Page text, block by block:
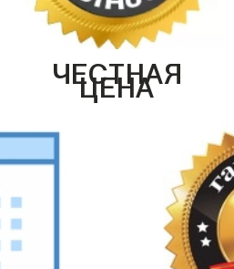
ЧЕСТНАЯ
ЦЕНА